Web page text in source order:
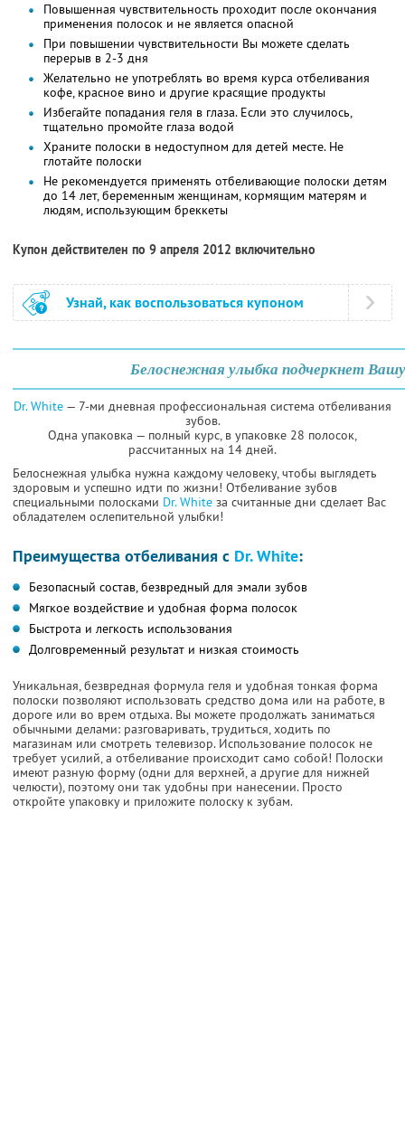
Повышенная чувствительность проходит после окончания
применения полосок и не является опасной
При повышении чувствительности Вы можете сделать
перерыв в 2-3 дня
Желательно не употреблять во время курса отбеливания
кофе, красное вино и другие красящие продукты
Избегайте попадания геля в глаза. Если это случилось,
тщательно промойте глаза водой
Храните полоски в недоступном для детей месте. Не
глотайте полоски
Не рекомендуется применять отбеливающие полоски детям
до 14 лет, беременным женщинам, кормящим матерям и
людям, использующим бреккеты
Купон действителен по 9 апреля 2012 включительно
Узнай, как воспользоваться купоном
Белоснежная улыбка подчеркнет
Dr. White — 7-ми дневная профессиональная система отбеливания
зубов.
Одна упаковка — полный курс, в упаковке 28 полосок,
рассчитанных на 14 дней.
Белоснежная улыбка нужна каждому человеку, чтобы выглядеть
здоровым и успешно идти по жизни! Отбеливание зубов
специальными полосками Dr. White за считанные дни сделает Вас
обладателем ослепительной улыбки!
Преимущества отбеливания с Dr. White:
Безопасный состав, безвредный для эмали зубов
Мягкое воздействие и удобная форма полосок
Быстрота и легкость использования
Долговременный результат и низкая стоимость
Уникальная, безвредная формула геля и удобная тонкая форма
полоски позволяют использовать средство дома или на работе, в
дороге или во врем отдыха. Вы можете продолжать заниматься
обычными делами: разговаривать, трудиться, ходить по
магазинам или смотреть телевизор. Использование полосок не
требует усилий, а отбеливание происходит само собой! Полоски
имеют разную форму (одни для верхней, а другие для нижней
челюсти), поэтому они так удобны при нанесении. Просто
откройте упаковку и приложите полоску к зубам.